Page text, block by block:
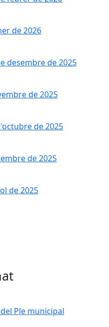
de 2026
desembre de 2025
de 2025
de 2025
de 2025
de 2025
Ple municipal